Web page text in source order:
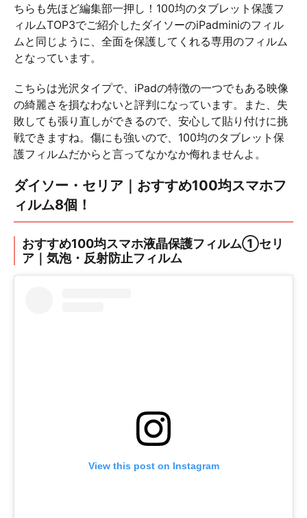
ちらも先ほど編集部一押し！100均のタブレット保護フ
ィルムTOP3でご紹介したダイソーのiPadminiのフィル
ムと同じように、全面を保護してくれる専用のフィルム
となっています。
こちらは光沢タイプで、iPadの特徴の一つでもある映像
の綺麗さを損なわないと評判になっています。また、失
敗しても張り直しができるので、安心して貼り付けに挑
戦できますね。傷にも強いので、100均のタブレット保
護フィルムだからと言ってなかなか侮れませんよ。
ダイソー・セリア｜おすすめ100均スマホフ
ィルム8個！
おすすめ100均スマホ液晶保護フィルム①セリ
ア｜気泡・反射防止フィルム
View this post on Instagram